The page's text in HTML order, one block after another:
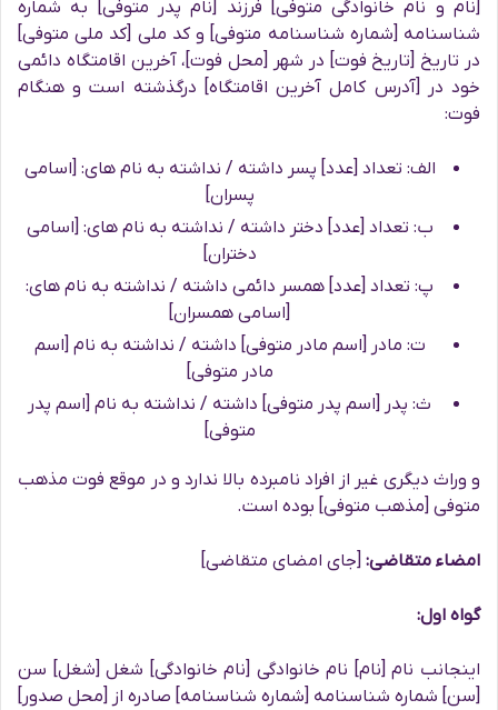
[نام و نام خانوادگی متوفی] فرزند [نام پدر متوفی] به شماره
شناسنامه [شماره شناسنامه متوفی] و کد ملی [کد ملی متوفی]
در تاریخ [تاریخ فوت] در شهر [محل فوت]، آخرین اقامتگاه دائمی
خود در [آدرس کامل آخرین اقامتگاه] درگذشته است و هنگام
فوت:
الف: تعداد [عدد] پسر داشته / نداشته به نام های: [اسامی
پسران]
ب: تعداد [عدد] دختر داشته / نداشته به نام های: [اسامی
دختران]
پ: تعداد [عدد] همسر دائمی داشته / نداشته به نام های:
[اسامی همسران]
ت: مادر [اسم مادر متوفی] داشته / نداشته به نام [اسم
مادر متوفی]
ث: پدر [اسم پدر متوفی] داشته / نداشته به نام [اسم پدر
متوفی]
و وراث دیگری غیر از افراد نامبرده بالا ندارد و در موقع فوت مذهب
متوفی [مذهب متوفی] بوده است.
امضاء متقاضی: [جای امضای متقاضی]
گواه اول:
اینجانب نام [نام] نام خانوادگی [نام خانوادگی] شغل [شغل] سن
[سن] شماره شناسنامه [شماره شناسنامه] صادره از [محل صدور]